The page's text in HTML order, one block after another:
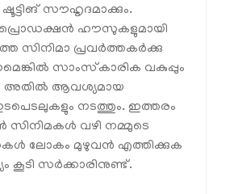
ഷൂട്ടിങ് സൗഹൃദമാക്കും.
ഹൗസുകളുമായി
സിനിമാ പ്രവർത്തകർക്കു
സാംസ്‌കാരിക വകുപ്പും
അതിൽ ആവശ്യമായ
നടത്തും. ഇത്തരം
വഴി നമ്മുടെ
ലോകം മുഴുവൻ എത്തിക്കുക
കൂടി സർക്കാരിനുണ്ട്.